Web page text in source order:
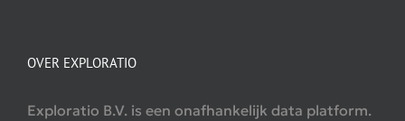
OVER EXPLORATIO
Exploratio B.V. is een onafhankelijk data platform.